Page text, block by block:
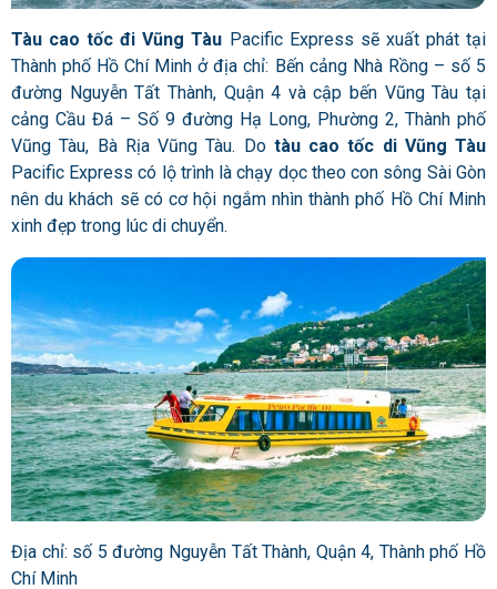
Tàu cao tốc đi Vũng Tàu Pacific Express sẽ xuất phát tại
Thành phố Hồ Chí Minh ở địa chỉ: Bến cảng Nhà Rồng – số 5
đường Nguyễn Tất Thành, Quận 4 và cập bến Vũng Tàu tại
cảng Cầu Đá – Số 9 đường Hạ Long, Phường 2, Thành phố
Vũng Tàu, Bà Rịa Vũng Tàu. Do tàu cao tốc di Vũng Tàu
Pacific Express có lộ trình là chạy dọc theo con sông Sài Gòn
nên du khách sẽ có cơ hội ngắm nhìn thành phố Hồ Chí Minh
xinh đẹp trong lúc di chuyển.
Địa chỉ: số 5 đường Nguyễn Tất Thành, Quận 4, Thành phố Hồ
Chí Minh